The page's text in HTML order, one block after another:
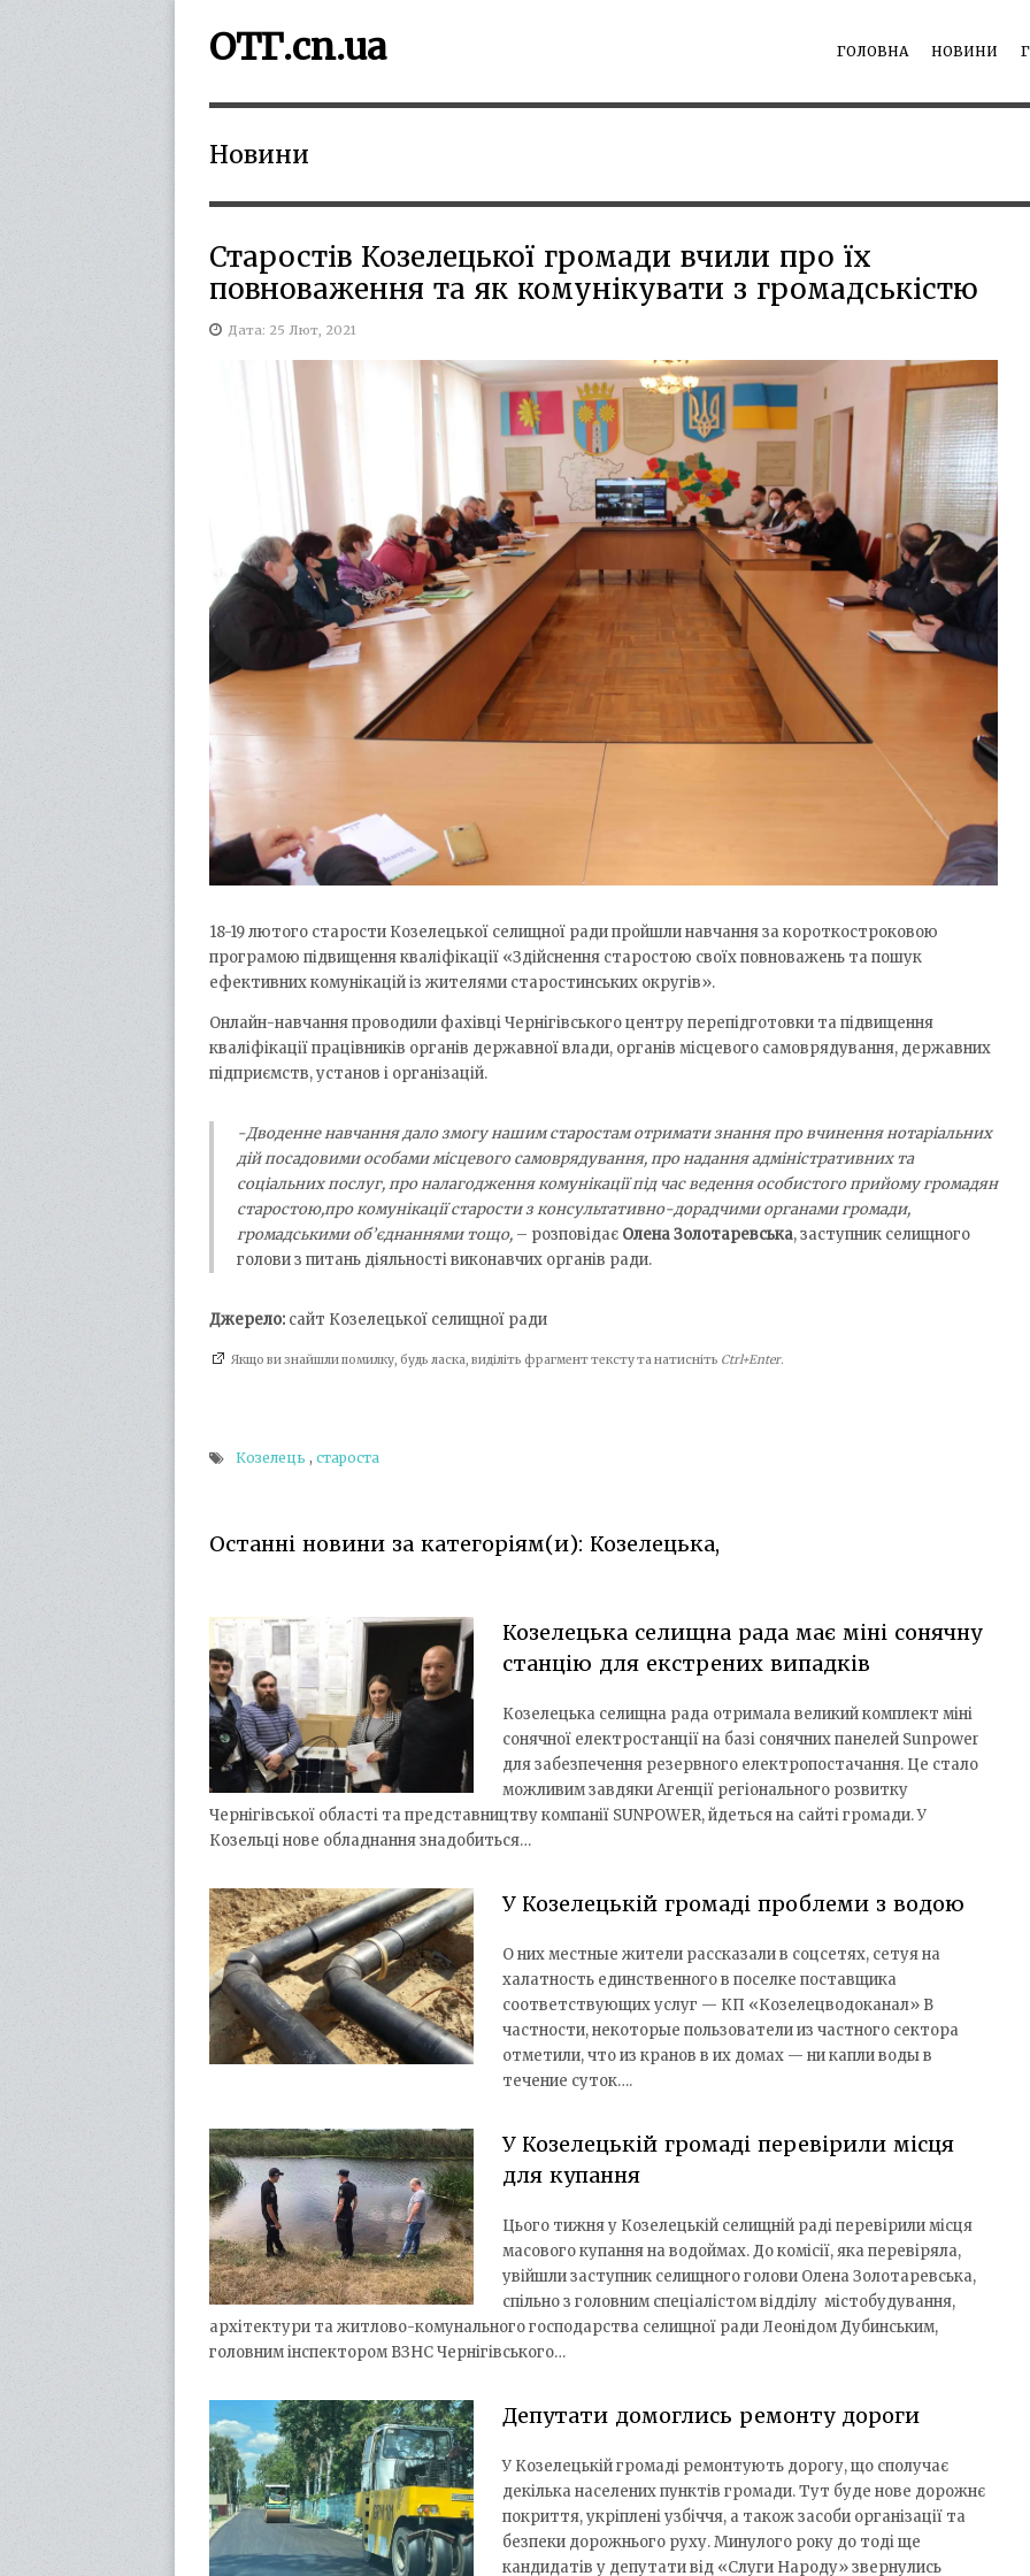
ГОЛОВНА НОВИНИ
ОТГ.cn.ua
Новини
Старостів Козелецької громади вчили про їх
повноваження та як комунікувати з громадськістю
Дата: 25 Лют, 2021
18-19 лютого старости Козелецької селищної ради пройшли навчання за короткостроковою
програмою підвищення кваліфікації «Здійснення старостою своїх повноважень та пошук
ефективних комунікацій із жителями старостинських округів».
Онлайн-навчання проводили фахівці Чернігівського центру перепідготовки та підвищення
кваліфікації працівників органів державної влади, органів місцевого самоврядування, державних
підприємств, установ і організацій.
-Дводенне навчання дало змогу нашим старостам отримати знання про вчинення нотаріальних
дій посадовими особами місцевого самоврядування, про надання адміністративних та
соціальних послуг, про налагодження комунікації під час ведення особистого прийому громадян
старостою,про комунікації старости з консультативно-дорадчими органами громади,
громадськими об’єднаннями тощо, – розповідає Олена Золотаревська, заступник селищного
голови з питань діяльності виконавчих органів ради.
Джерело: сайт Козелецької селищної ради
Якщо ви знайшли помилку, будь ласка, виділіть фрагмент тексту та натисніть Ctrl+Enter.
Козелець , староста
Останні новини за категоріям(и): Козелецька,
Козелецька селищна рада має міні сонячну
станцію для екстрених випадків
Козелецька селищна рада отримала великий комплект міні
сонячної електростанції на базі сонячних панелей Sunpower
для забезпечення резервного електропостачання. Це стало
можливим завдяки Агенції регіонального розвитку
Чернігівської області та представництву компанії SUNPOWER, йдеться на сайті громади. У
Козельці нове обладнання знадобиться…
У Козелецькій громаді проблеми з водою
О них местные жители рассказали в соцсетях, сетуя на
халатность единственного в поселке поставщика
соответствующих услуг — КП «Козелецводоканал» В
частности, некоторые пользователи из частного сектора
отметили, что из кранов в их домах — ни капли воды в
течение суток….
У Козелецькій громаді перевірили місця
для купання
Цього тижня у Козелецькій селищній раді перевірили місця
масового купання на водоймах. До комісії, яка перевіряла,
увійшли заступник селищного голови Олена Золотаревська,
спільно з головним спеціалістом відділу містобудування,
архітектури та житлово-комунального господарства селищної ради Леонідом Дубинським,
головним інспектором ВЗНС Чернігівського…
Депутати домоглись ремонту дороги
У Козелецькій громаді ремонтують дорогу, що сполучає
декілька населених пунктів громади. Тут буде нове дорожнє
покриття, укріплені узбіччя, а також засоби організації та
безпеки дорожнього руху. Минулого року до тоді ще
кандидатів у депутати від «Слуги Народу» звернулись